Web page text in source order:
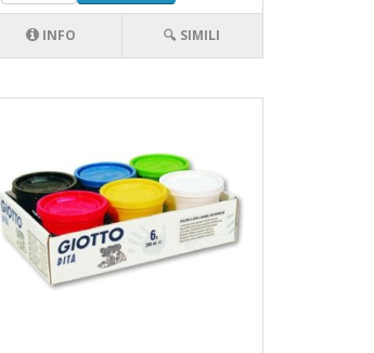
INFO 🔍 SIMILI